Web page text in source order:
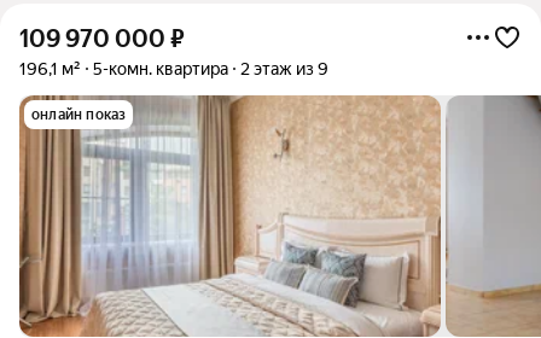
109 970 000 ₽
196,1 м² 5-комн. квартира 2 этаж из 9
онлайн показ